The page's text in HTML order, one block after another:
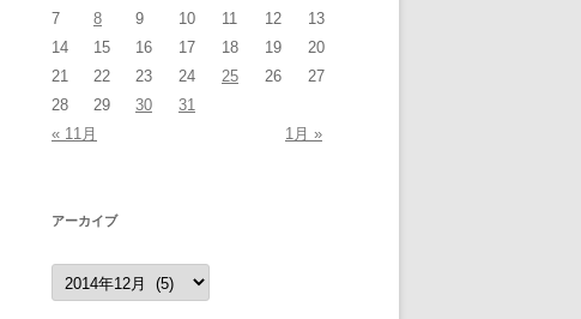
7
8 9 10 11 12
13
14
15 16 17 18 19
20
21
22 23 24 25 26
27
28
29 30
31
« 11月
1月 »
アーカイブ
ア
ー
カ